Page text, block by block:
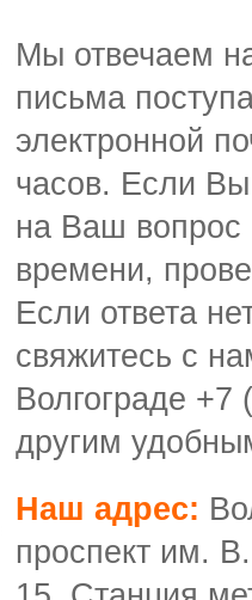
Мы отвечаем
письма
электронной
часов. Если Вы
на Ваш вопрос
времени,
Если ответа
свяжитесь с
Волгограде +7
другим
Наш адрес:
проспект им.